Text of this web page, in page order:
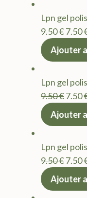
9.50
Lpn gel
9.50€Le
prix
9.50
7.50
Ajouter
Lpn gel
9.50€Le
prix
9.50
7.50
Ajouter
Lpn gel
9.50€Le
prix
7.50
Ajouter